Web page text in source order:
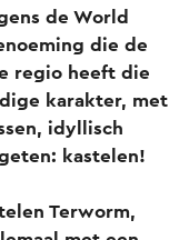
de World
die de
regio heeft die
karakter, met
idyllisch
kastelen!
Terworm,